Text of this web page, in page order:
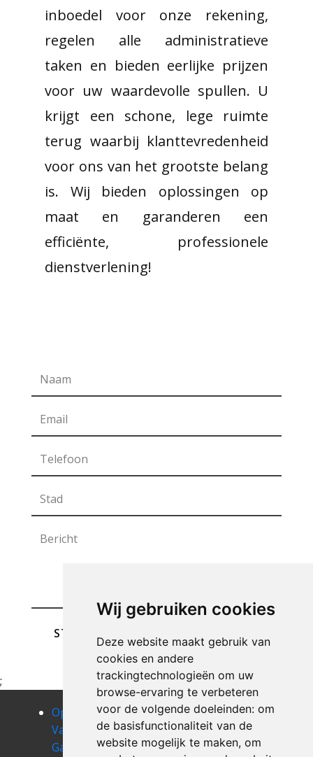
Wij gebruiken cookies
Deze website maakt gebruik van
cookies en andere
trackingtechnologieën om uw
browse-ervaring te verbeteren
voor de volgende doeleinden: om
de basisfunctionaliteit van de
website mogelijk te maken, om
inboedel voor onze rekening,
regelen alle administratieve
taken en bieden eerlijke prijzen
voor uw waardevolle spullen. U
krijgt een schone, lege ruimte
terug waarbij klanttevredenheid
voor ons van het grootste belang
is. Wij bieden oplossingen op
maat en garanderen een
efficiënte, professionele
dienstverlening!
STUREN
;
Opruimen
Van Uw
Garage
Opruimen
Van Uw
Garage aalst
Opruimen
Van Uw
Garage aalter